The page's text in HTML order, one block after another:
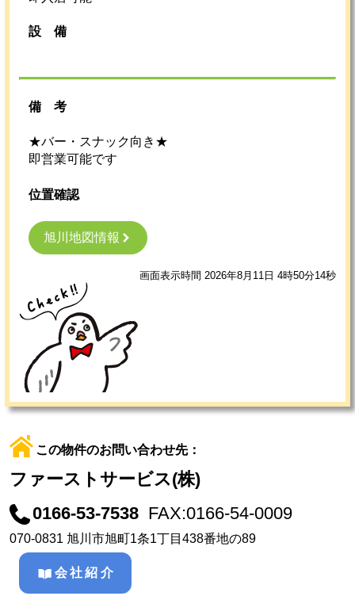
設 備
備考
★バー・スナック向き★
即営業可能です
位置確認
旭川地図情報
画面表示時間 2026年8月11日 4時50分14秒
この物件のお問い合わせ先：
ファーストサービス(株)
0166-53-7538 FAX:0166-54-0009
070-0831 旭川市旭町1条1丁目438番地の89
会社紹介